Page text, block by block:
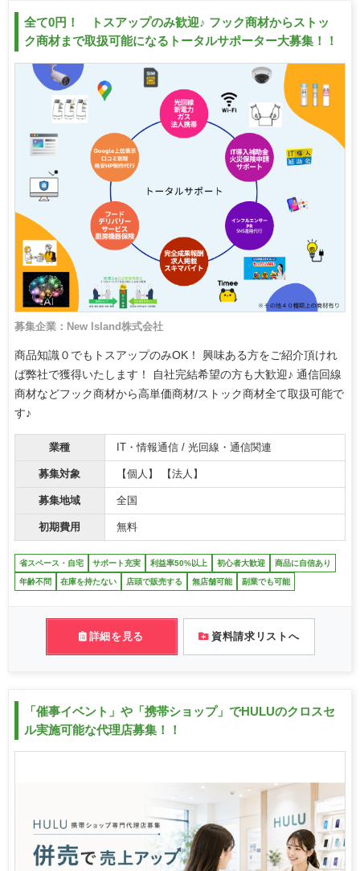
全て0円！ トスアップのみ歓迎♪ フック商材からストッ
ク商材まで取扱可能になるトータルサポーター大募集！！
募集企業：New Island株式会社
商品知識０でもトスアップのみOK！ 興味ある方をご紹介頂けれ
ば弊社で獲得いたします！ 自社完結希望の方も大歓迎♪ 通信回線
商材などフック商材から高単価商材/ストック商材全て取扱可能で
す♪
業種 IT・情報通信 / 光回線・通信関連
募集対象 【個人】 【法人】
募集地域 全国
初期費用 無料
省スペース・自宅 サポート充実 利益率50%以上 初心者大歓迎 商品に自信あり
年齢不問 在庫を持たない 店頭で販売する 無店舗可能 副業でも可能
詳細を見る 資料請求リストへ
「催事イベント」や「携帯ショップ」でHULUのクロスセ
ル実施可能な代理店募集！！